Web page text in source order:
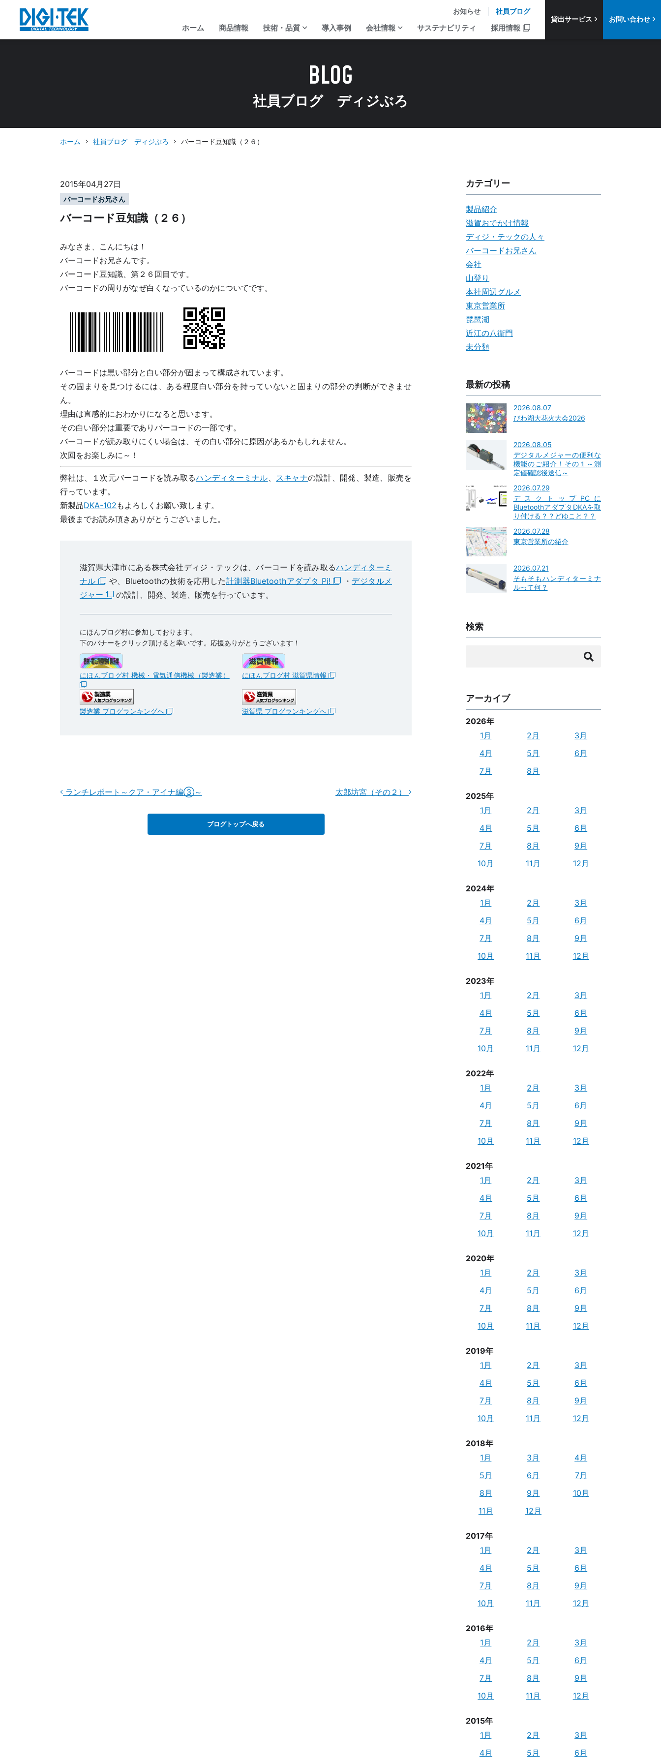
お知らせ 社員ブログ
ホーム 商品情報 技術・品質 導入事例 会社情報 サステナビリティ 採用情報
貸出サービス お問い合わせ
BLOG
社員ブログ ディジぶろ
ホーム 社員ブログ ディジぶろ バーコード豆知識（２６）
2015年04月27日
バーコードお兄さん
バーコード豆知識（２６）
みなさま、こんにちは！
バーコードお兄さんです。
バーコード豆知識、第２６回目です。
バーコードの周りがなぜ白くなっているのかについてです。
バーコードは黒い部分と白い部分が固まって構成されています。
その固まりを見つけるには、ある程度白い部分を持っていないと固まりの部分の判断ができませ
ん。
理由は直感的におわかりになると思います。
その白い部分は重要でありバーコードの一部です。
バーコードが読み取りにくい場合は、その白い部分に原因があるかもしれません。
次回をお楽しみに～！
弊社は、１次元バーコードを読み取るハンディターミナル、 スキャナの設計、開発、製造、販売を
行っています。
新製品DKA-102 もよろしくお願い致します。
最後までお読み頂きありがとうございました。
滋賀県大津市にある株式会社ディジ・テックは、バーコードを読み取るハンディターミ
ナル
や、Bluetoothの技術を応用した計測器Bluetoothアダプタ Pi! ・ デジタルメ
ジャー
の設計、開発、製造、販売を行っています。
にほんブログ村に参加しております。
下のバナーをクリック頂けると幸いです。応援ありがとうございます！
にほんブログ村 機械・電気通信機械（製造業） にほんブログ村 滋賀県情報
製造業 ブログランキングへ 滋賀県 ブログランキングへ
ランチレポート～クア・アイナ編③～ 太郎坊宮（その２）
ブログトップへ戻る
カテゴリー
製品紹介
滋賀おでかけ情報
ディジ・テックの人々
バーコードお兄さん
会社
山登り
本社周辺グルメ
東京営業所
琵琶湖
近江の八衛門
未分類
最新の投稿
2026.08.07
びわ湖大花火大会2026
2026.08.05
デジタルメジャーの便利な
機能のご紹介！その１～測
定値確認後送信～
2026.07.29
デスクトップPCに
BluetoothアダプタDKAを取
り付ける？？どゆこと？？
2026.07.28
東京営業所の紹介
2026.07.21
そもそもハンディターミナ
ルって何？
検索
アーカイブ
2026年
1月
2月
3月
4月
5月
6月
7月
8月
2025年
1月
2月
3月
4月
5月
6月
7月
8月
9月
10月
11月 12月
2024年
1月
2月
3月
4月
5月
6月
7月
8月
9月
10月
11月 12月
2023年
1月
2月
3月
4月
5月
6月
7月
8月
9月
10月
11月 12月
2022年
1月
2月
3月
4月
5月
6月
7月
8月
9月
10月
11月 12月
2021年
1月
2月
3月
4月
5月
6月
7月
8月
9月
10月
11月 12月
2020年
1月
2月
3月
4月
5月
6月
7月
8月
9月
10月
11月 12月
2019年
1月
2月
3月
4月
5月
6月
7月
8月
9月
10月
11月 12月
2018年
1月
3月
4月
5月
6月
7月
8月
9月
10月
11月
12月
2017年
1月
2月
3月
4月
5月
6月
7月
8月
9月
10月
11月 12月
2016年
1月
2月
3月
4月
5月
6月
7月
8月
9月
10月
11月 12月
2015年
1月
2月
3月
4月
5月 6月